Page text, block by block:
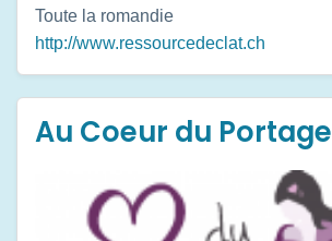
Toute la romandie
http://www.ressourcedeclat.ch
Au Coeur du Portage